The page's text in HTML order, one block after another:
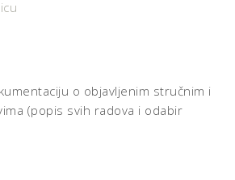
o objavljenim stručnim i
(popis svih radova i odabir